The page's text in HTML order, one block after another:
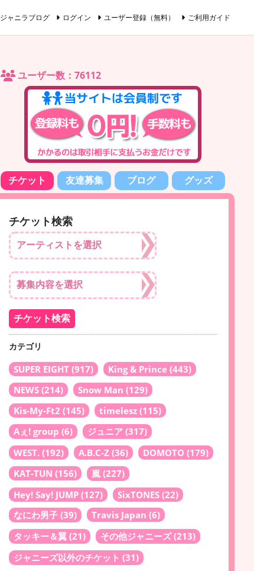
ジャニラブログ ログイン ユーザー登録（無料） ご利用ガイド
ユーザー数：76112
チケット 友達募集 ブログ グッズ
チケット検索
カテゴリ
SUPER EIGHT (917) King & Prince (443)
NEWS (214) Snow Man (129)
Kis-My-Ft2 (145) timelesz (115)
Aぇ! group (6) ジュニア (317)
WEST. (192) A.B.C-Z (36) DOMOTO (179)
KAT-TUN (156) 嵐 (227)
Hey! Say! JUMP (127) SixTONES (22)
なにわ男子 (39) Travis Japan (6)
タッキー＆翼 (21) その他ジャニーズ(213)
ジャニーズ以外のチケット (31)